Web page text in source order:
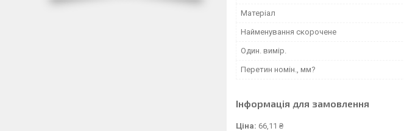
Матеріал
Найменування скорочене
Один. вимір.
Перетин номін., мм?
Інформація для замовлення
Ціна: 66,11 ₴